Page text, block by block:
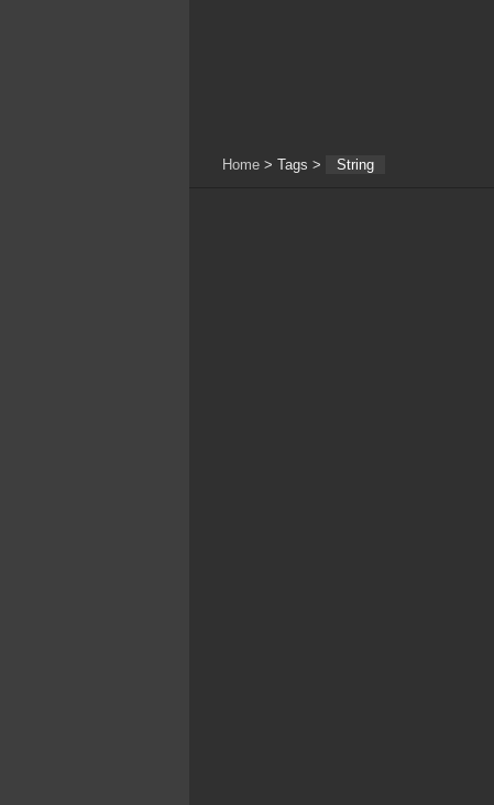
Home > Tags > String